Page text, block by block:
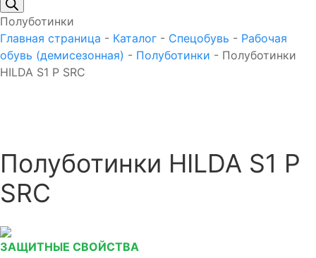
Полуботинки
Главная страница - Каталог - Спецобувь - Рабочая
обувь (демисезонная) - Полуботинки - Полуботинки
HILDA S1 P SRC
Полуботинки HILDA S1 P
SRC
ЗАЩИТНЫЕ СВОЙСТВА